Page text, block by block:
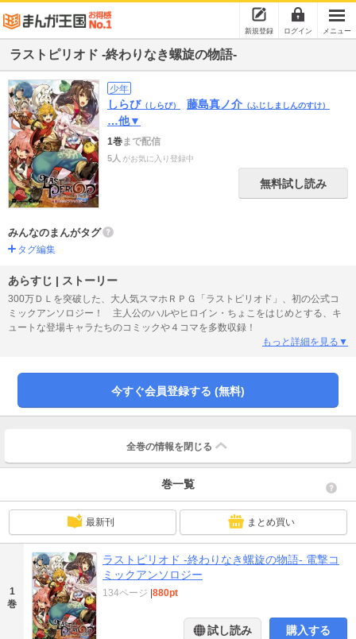
新規登録 ログイン メニュー
ラストピリオド -終わりなき螺旋の物語-
少年
しらび （しらび） 藤島真ノ介 （ふじしましんのすけ）
…他▼
1巻まで配信
5人 がお気に入り登録中
無料試し読み
みんなのまんがタグ
タグ編集
あらすじ | ストーリー
300万ＤＬを突破した、大人気スマホＲＰＧ「ラストピリオド」、初の公式コ
ミックアンソロジー！ 主人公のハルやヒロイン・ちょこをはじめとする、キ
ュートな登場キャラたちのコミックや４コマを多数収録！
もっと詳細を見る▼
今すぐ会員登録する (無料)
全巻の情報を 閉じる
巻一覧
最新刊 まとめ買い
1
巻
ラストピリオド -終わりなき螺旋の物語- 電撃コ
ミックアンソロジー
134ページ 880pt
試し読み 購入する